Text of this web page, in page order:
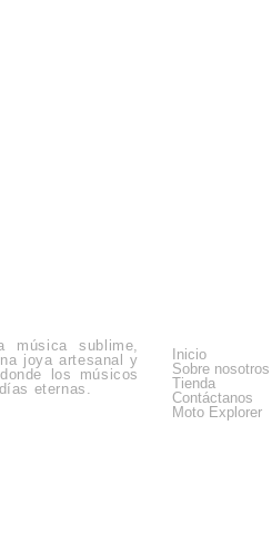
música sublime,
joya artesanal y
los músicos
eternas.
Inicio
Sobre nosotros
Tienda
Contáctanos
Moto Explorer